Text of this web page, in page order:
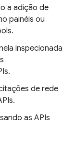
a adição de
painéis ou
inspecionada
de rede
as APIs